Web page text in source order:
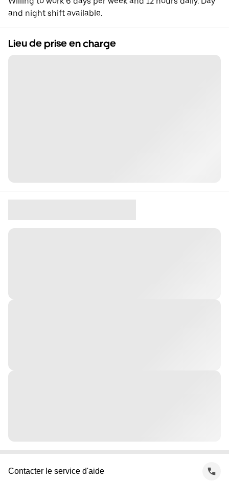
and night shift available.
Lieu de prise en charge
Contacter le service d'aide